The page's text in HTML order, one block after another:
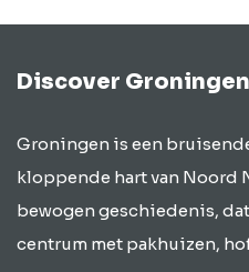
Discover Groningen
Groningen is een
kloppende hart van Noord
bewogen geschiedenis,
centrum met pakhuizen,